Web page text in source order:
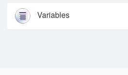
Variables